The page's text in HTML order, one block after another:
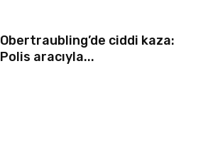
Obertraubling’de ciddi kaza:
Polis aracıyla...